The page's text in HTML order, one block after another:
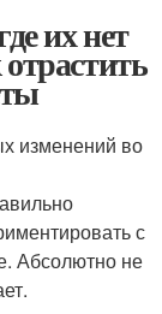
их нет
изменений во
с
Абсолютно не